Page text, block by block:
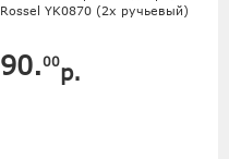
Rossel YK0870 (2х ручьевый)
90.00р.